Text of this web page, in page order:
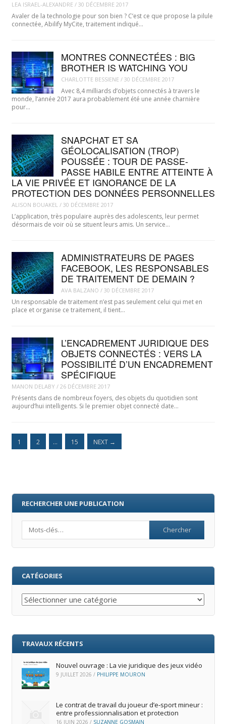
LEA ISRAEL-ALEXANDRE / 30 DÉCEMBRE 2017
Avaler de la technologie pour son bien ? C’est ce que propose la pilule
connectée, Abilify MyCite, traitement indiqué…
MONTRES CONNECTÉES : BIG
BROTHER IS WATCHING YOU
CHARLOTTE BESSIENE / 30 DÉCEMBRE 2017
Avec 8,4 milliards d’objets connectés à travers le
monde, l’année 2017 aura probablement été une année charnière
pour…
SNAPCHAT ET SA
GÉOLOCALISATION (TROP)
POUSSÉE : TOUR DE PASSE-
PASSE HABILE ENTRE ATTEINTE À
LA VIE PRIVÉE ET IGNORANCE DE LA
PROTECTION DES DONNÉES PERSONNELLES
ALISON BOUAKEL/ 30 DÉCEMBRE 2017
L’application, très populaire auprès des adolescents, leur permet
désormais de voir où se situent leurs amis. Un service…
ADMINISTRATEURS DE PAGES
FACEBOOK, LES RESPONSABLES
DE TRAITEMENT DE DEMAIN ?
AVA BALZANO / 30 DÉCEMBRE 2017
Un responsable de traitement n’est pas seulement celui qui met en
place et organise ce traitement, il tient…
L’ENCADREMENT JURIDIQUE DES
OBJETS CONNECTÉS : VERS LA
POSSIBILITÉ D’UN ENCADREMENT
SPÉCIFIQUE
MANON DELABY / 26 DÉCEMBRE 2017
Présents dans de nombreux foyers, des objets du quotidien sont
aujourd’hui intelligents. Si le premier objet connecté date…
1 2 … 15 NEXT →
RECHERCHER UNE PUBLICATION
CATÉGORIES
Catégories
TRAVAUX RÉCENTS
Nouvel ouvrage : La vie juridique des jeux vidéo
9 JUILLET 2026 / PHILIPPE MOURON
Le contrat de travail du joueur d’e‑sport mineur :
entre professionnalisation et protection
16 JUIN 2026 / SUZANNE GOSMAIN